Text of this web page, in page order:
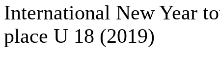
International New Year
place U 18 (2019)